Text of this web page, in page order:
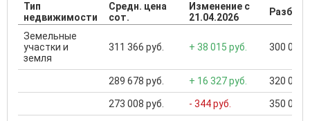
Тип
недвижимости
Средн. цена
сот.
Изменение с
21.04.2026
Земельные
участки и
земля
311 366 руб. + 38 015 руб. 300 000
289 678 руб. + 16 327 руб. 320 000
273 008 руб. - 344 руб. 350 000